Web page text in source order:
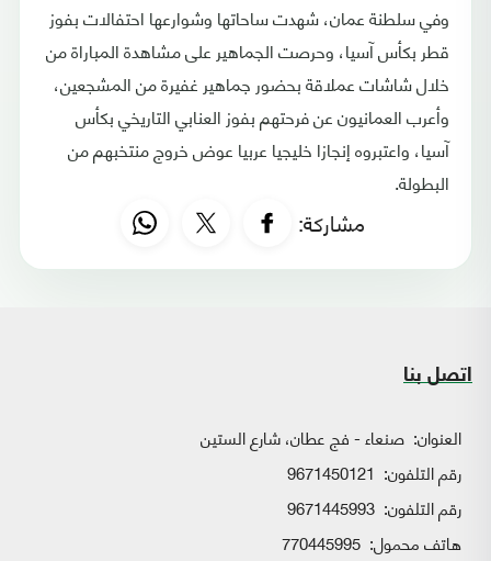
وفي سلطنة عمان، شهدت ساحاتها وشوارعها احتفالات بفوز
قطر بكأس آسيا، وحرصت الجماهير على مشاهدة المباراة من
خلال شاشات عملاقة بحضور جماهير غفيرة من المشجعين،
وأعرب العمانيون عن فرحتهم بفوز العنابي التاريخي بكأس
آسيا، واعتبروه إنجازا خليجيا عربيا عوض خروج منتخبهم من
البطولة.
مشاركة:
اتصل بنا
العنوان: صنعاء - فج عطان، شارع الستين
رقم التلفون: 9671450121
رقم التلفون: 9671445993
هاتف محمول: 770445995